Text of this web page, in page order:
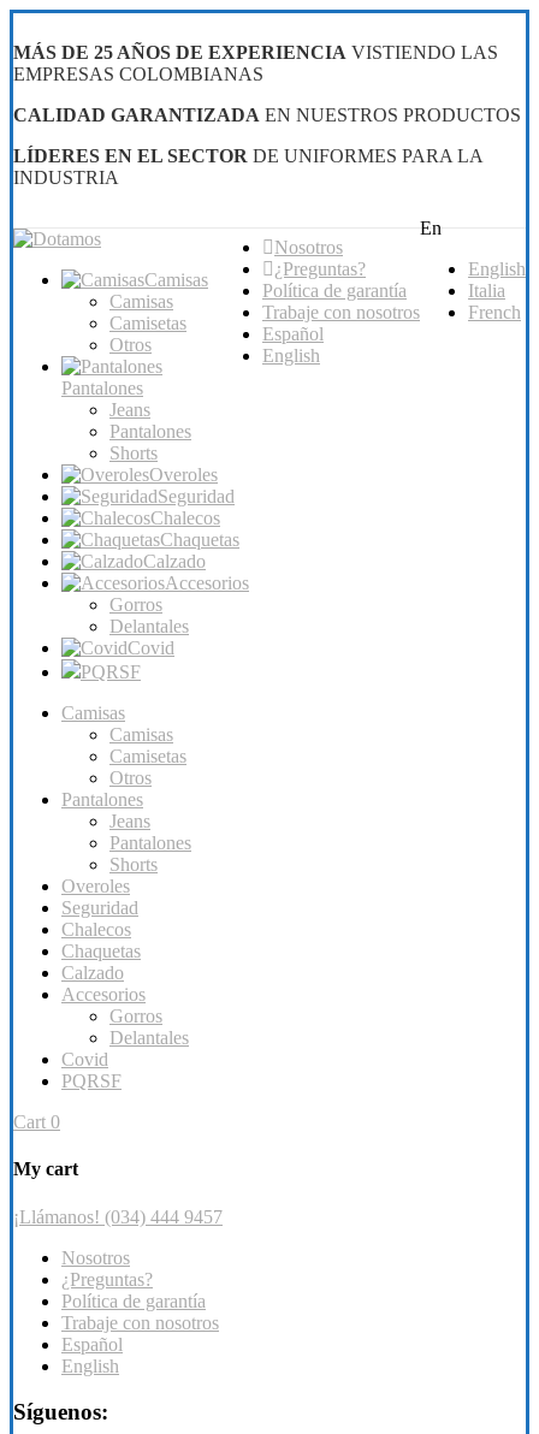
MÁS DE 25 AÑOS DE EXPERIENCIA VISTIENDO LAS
EMPRESAS COLOMBIANAS
CALIDAD GARANTIZADA EN NUESTROS PRODUCTOS
LÍDERES EN EL SECTOR DE UNIFORMES PARA LA
INDUSTRIA
En
English
Italia
French
Nosotros
¿Preguntas?
Política de garantía
Trabaje con nosotros
Español
English
Camisas
Camisas
Camisetas
Otros
Pantalones
Jeans
Pantalones
Shorts
Overoles
Seguridad
Chalecos
Chaquetas
Calzado
Accesorios
Gorros
Delantales
Covid
PQRSF
Camisas
Camisas
Camisetas
Otros
Pantalones
Jeans
Pantalones
Shorts
Overoles
Seguridad
Chalecos
Chaquetas
Calzado
Accesorios
Gorros
Delantales
Covid
PQRSF
Cart 0
My cart
¡Llámanos! (034) 444 9457
Nosotros
¿Preguntas?
Política de garantía
Trabaje con nosotros
Español
English
Síguenos: